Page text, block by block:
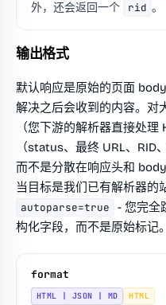
外，还会返回一个
rid 。
输出格式
默认响应是原始的页面
解决之后会收到的内容。对
（您下游的解析器直接处
（status、最终 URL、RID
而不是分散在响应头和
当目标是我们已有解析器的
autoparse=true
- 您完全
构化字段，而不是原始标记。
format
HTML | JSON | MD HTML